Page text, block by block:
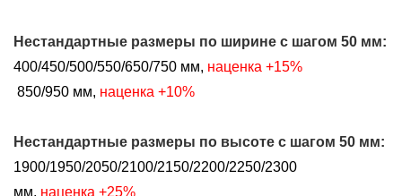
Нестандартные размеры по ширине с шагом 50 мм:
400/450/500/550/650/750 мм, наценка +15%
850/950 мм, наценка +10%
Нестандартные размеры по высоте с шагом 50 мм:
1900/1950/2050/2100/2150/2200/2250/2300
мм, наценка +25%